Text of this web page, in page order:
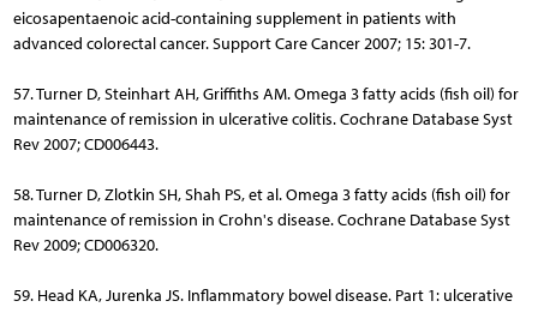
eicosapentaenoic acid-containing supplement in patients with
advanced colorectal cancer. Support Care Cancer 2007; 15: 301-7.
57. Turner D, Steinhart AH, Griffiths AM. Omega 3 fatty acids (fish oil) for
maintenance of remission in ulcerative colitis. Cochrane Database Syst
Rev 2007; CD006443.
58. Turner D, Zlotkin SH, Shah PS, et al. Omega 3 fatty acids (fish oil) for
maintenance of remission in Crohn's disease. Cochrane Database Syst
Rev 2009; CD006320.
59. Head KA, Jurenka JS. Inflammatory bowel disease. Part 1: ulcerative